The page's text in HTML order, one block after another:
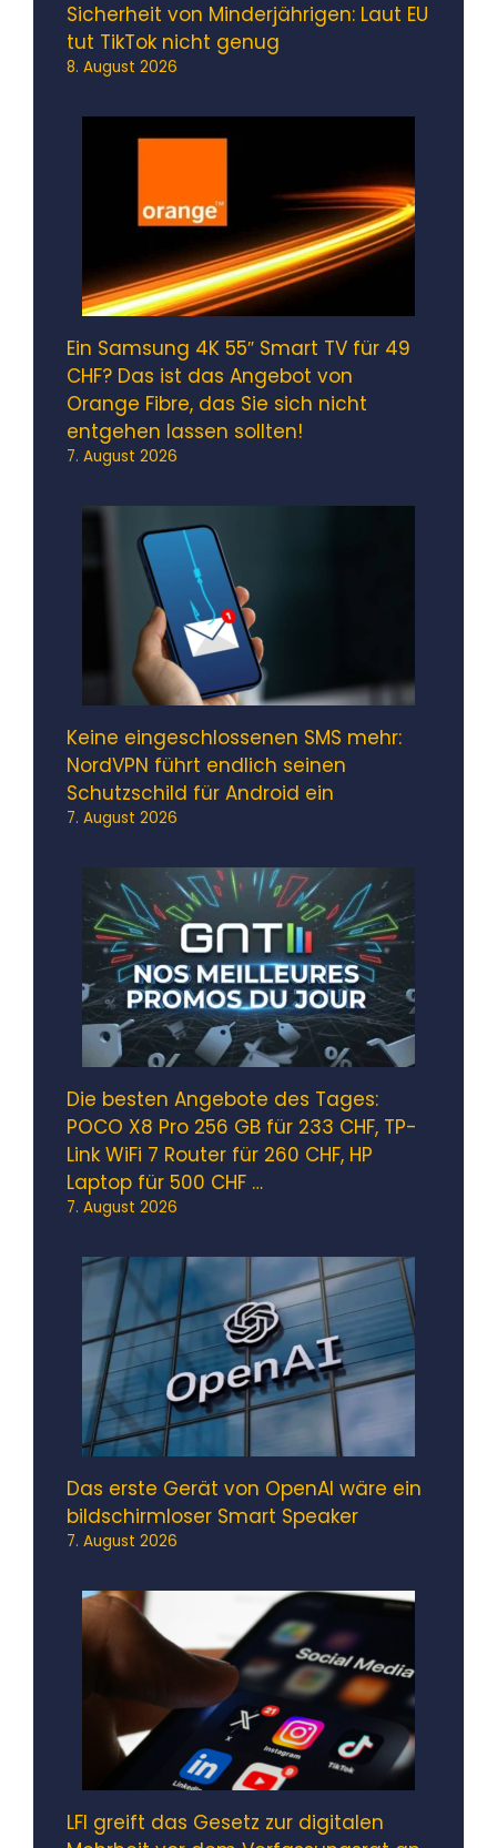
Sicherheit von Minderjährigen: Laut EU
tut TikTok nicht genug
8. August 2026
Ein Samsung 4K 55″ Smart TV für 49
CHF? Das ist das Angebot von
Orange Fibre, das Sie sich nicht
entgehen lassen sollten!
7. August 2026
Keine eingeschlossenen SMS mehr:
NordVPN führt endlich seinen
Schutzschild für Android ein
7. August 2026
Die besten Angebote des Tages:
POCO X8 Pro 256 GB für 233 CHF, TP-
Link WiFi 7 Router für 260 CHF, HP
Laptop für 500 CHF …
7. August 2026
Das erste Gerät von OpenAI wäre ein
bildschirmloser Smart Speaker
7. August 2026
LFI greift das Gesetz zur digitalen